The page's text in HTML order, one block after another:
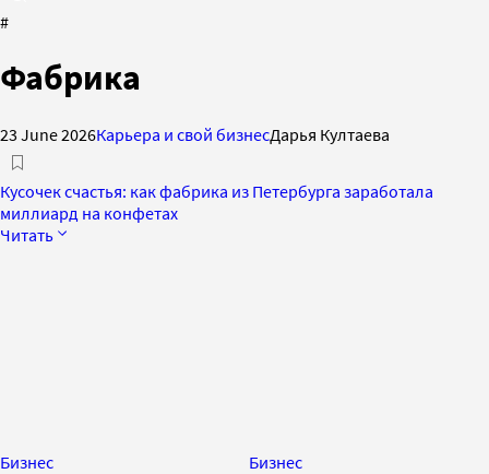
#
Фабрика
23 June 2026Карьера и свой бизнесДарья Култаева
Кусочек счастья: как фабрика из Петербурга заработала
миллиард на конфетах
Читать
Бизнес Бизнес